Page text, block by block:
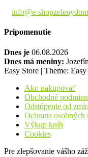
info@e-
Pripomenutie
Dnes je 06.08.2026
Dnes má meniny:
Easy Store | Theme:
Ako nakupovať
Obchodné
Odstúpenie od
Ochrana osobných
Výkup kníh
Cookies
Pre zlepšovanie vášho